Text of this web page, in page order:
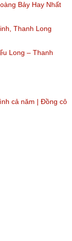
Bảy Hay Nhất
Thanh Long
Long – Thanh
cả năm | Đồng cô